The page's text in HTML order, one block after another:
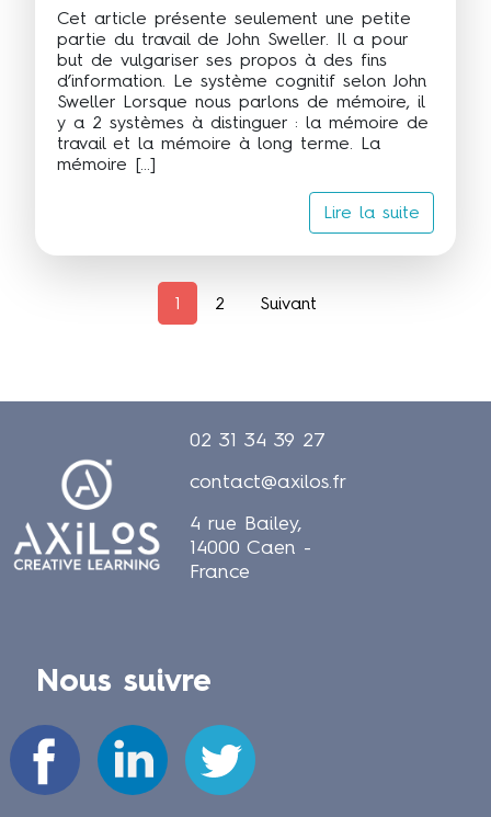
Cet article présente seulement une petite
partie du travail de John Sweller. Il a pour
but de vulgariser ses propos à des fins
d’information. Le système cognitif selon John
Sweller Lorsque nous parlons de mémoire, il
y a 2 systèmes à distinguer : la mémoire de
travail et la mémoire à long terme. La
mémoire […]
Lire la suite
1 2 Suivant
02 31 34 39 27
contact@axilos.fr
4 rue Bailey,
14000 Caen -
France
Nous suivre